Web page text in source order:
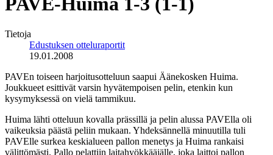
Tietoja
Edustuksen otteluraportit
19.01.2008
PAVEn toiseen harjoitusotteluun saapui Äänekosken Huima.
Joukkueet esittivät varsin hyvätempoisen pelin, etenkin kun
kysymyksessä on vielä tammikuu.
Huima lähti otteluun kovalla prässillä ja pelin alussa PAVElla oli
vaikeuksia päästä peliin mukaan. Yhdeksännellä minuutilla tuli
PAVElle surkea keskialueen pallon menetys ja Huima rankaisi
välittömästi. Pallo pelattiin laitahyökkääjälle, joka laittoi pallon